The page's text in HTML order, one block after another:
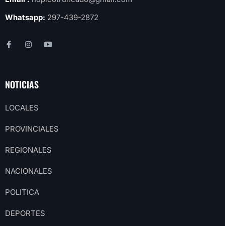
Whatsapp: 297-439-2872
NOTICIAS
LOCALES
PROVINCIALES
REGIONALES
NACIONALES
POLITICA
DEPORTES